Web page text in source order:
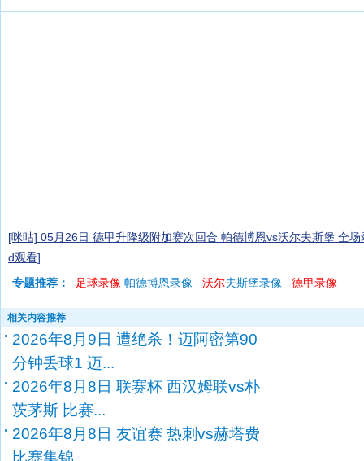
[咪咕] 05月26日 德甲升降级附加赛次回合 帕德博恩vs沃尔夫斯堡 全
d观看]
专题推荐：
足球录像 帕德博恩录像 沃尔夫斯堡录像 德甲录像
相关内容推荐
2026年8月9日 遭绝杀！迈阿密第90
分钟丢球1 迈...
2026年8月8日 联赛杯 西汉姆联vs朴
茨茅斯 比赛...
2026年8月8日 友谊赛 热刺vs赫塔费